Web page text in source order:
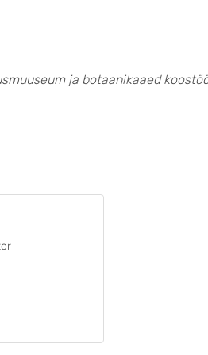
ja botaanikaaed